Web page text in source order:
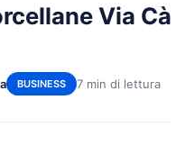
Via Cà
BUSINESS 7 min di lettura